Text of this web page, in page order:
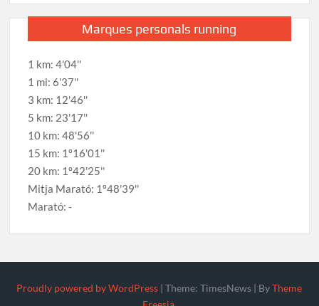
Marques personals running
1 km: 4'04''
1 mi: 6'37''
3 km: 12'46''
5 km: 23'17''
10 km: 48'56''
15 km: 1º16'01''
20 km: 1º42'25''
Mitja Marató: 1º48'39''
Marató: -
Proudly powered by WordPress |Theme: TimesNews | ByTheme